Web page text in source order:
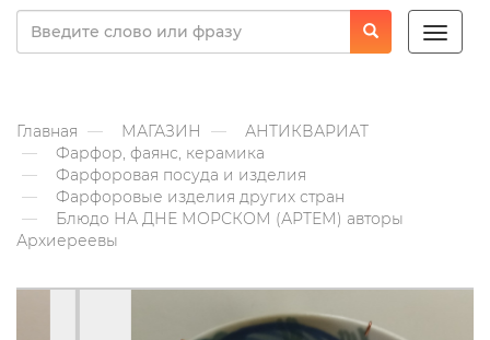
Toggle
Главная МАГАЗИН
АНТИКВАРИАТ
Фарфор, фаянс, керамика
Фарфоровая посуда и изделия
Фарфоровые изделия других стран
Блюдо НА ДНЕ МОРСКОМ (АРТЕМ) авторы
Архиереевы